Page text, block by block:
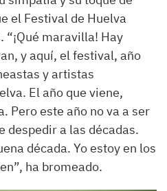
el Festival de Huelva
maravilla! Hay
y aquí, el festival, año
y artistas
El año que viene,
Pero este año no va a ser
despedir a las décadas.
década. Yo estoy en los
ha bromeado.